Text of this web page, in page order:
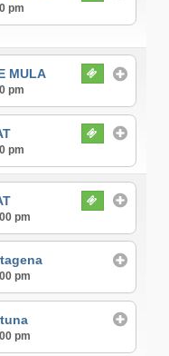
pm
MULA
pm
pm
pm
pm
pm